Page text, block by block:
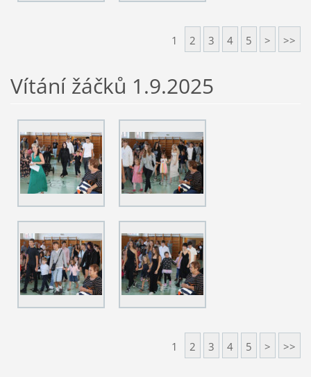
1 2 3 4 5 > >>
Vítání žáčků 1.9.2025
1 2 3 4 5 > >>